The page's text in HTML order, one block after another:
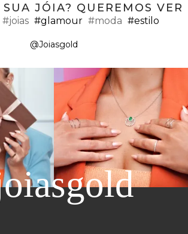
JÓIA? QUEREMOS VER
#joias #glamour #moda #estilo
@Joiasgold